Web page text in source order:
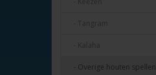
- Tangram
- Kalaha
- Overige houten spellen